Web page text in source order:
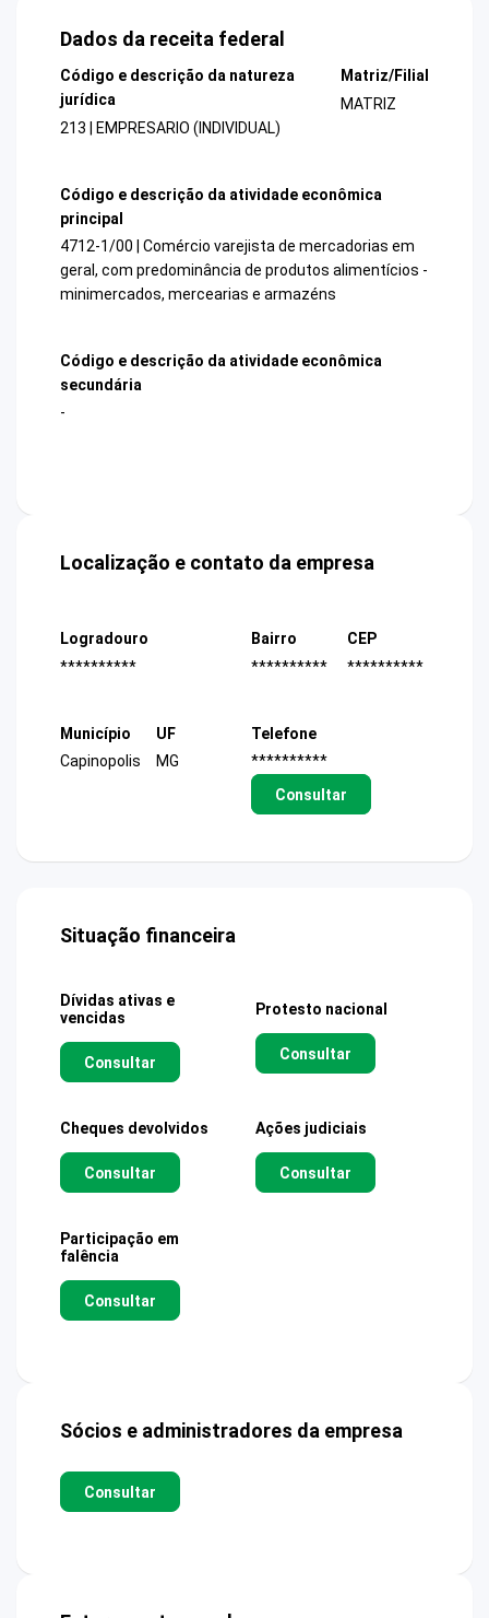
Dados da receita federal
Código e descrição da natureza
jurídica
213 | EMPRESARIO (INDIVIDUAL)
Matriz/Filial
MATRIZ
Código e descrição da atividade econômica
principal
4712-1/00 | Comércio varejista de mercadorias em
geral, com predominância de produtos alimentícios -
minimercados, mercearias e armazéns
Código e descrição da atividade econômica
secundária
-
Localização e contato da empresa
Logradouro
**********
Bairro
**********
CEP
**********
Município
Capinopolis
UF
MG
Telefone
**********
Consultar
Situação financeira
Dívidas ativas e
vencidas
Consultar
Protesto nacional
Consultar
Cheques devolvidos
Consultar
Ações judiciais
Consultar
Participação em
falência
Consultar
Sócios e administradores da empresa
Consultar